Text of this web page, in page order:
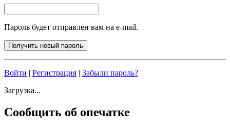
Пароль будет отправлен вам на e-mail.
Войти | Регистрация | Забыли пароль?
Загрузка...
Сообщить об опечатке